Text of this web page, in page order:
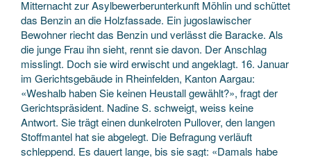
Mitternacht zur Asylbewerberunterkunft Möhlin und schüttet
das Benzin an die Holzfassade. Ein jugoslawischer
Bewohner riecht das Benzin und verlässt die Baracke. Als
die junge Frau ihn sieht, rennt sie davon. Der Anschlag
misslingt. Doch sie wird erwischt und angeklagt. 16. Januar
im Gerichtsgebäude in Rheinfelden, Kanton Aargau:
«Weshalb haben Sie keinen Heustall gewählt?», fragt der
Gerichtspräsident. Nadine S. schweigt, weiss keine
Antwort. Sie trägt einen dunkelroten Pullover, den langen
Stoffmantel hat sie abgelegt. Die Befragung verläuft
schleppend. Es dauert lange, bis sie sagt: «Damals habe